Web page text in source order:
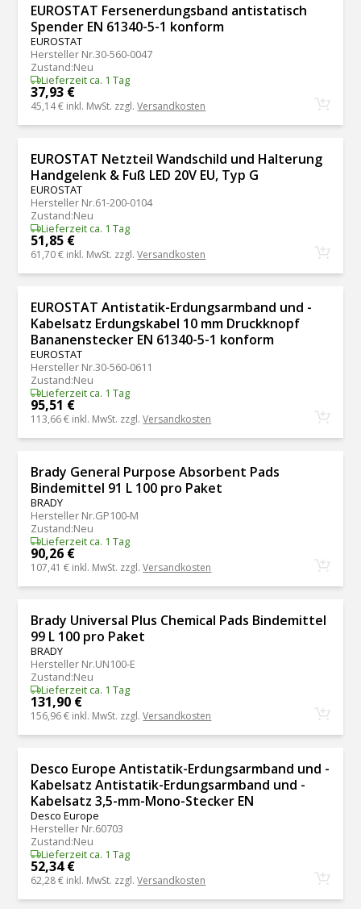
EUROSTAT Fersenerdungsband antistatisch
Spender EN 61340-5-1 konform
EUROSTAT
Hersteller Nr.30-560-0047
Zustand:Neu
Lieferzeit ca. 1 Tag
37,93 €
45,14 € inkl. MwSt. zzgl.Versandkosten
EUROSTAT Netzteil Wandschild und Halterung
Handgelenk & Fuß LED 20V EU, Typ G
EUROSTAT
Hersteller Nr.61-200-0104
Zustand:Neu
Lieferzeit ca. 1 Tag
51,85 €
61,70 € inkl. MwSt. zzgl.Versandkosten
EUROSTAT Antistatik-Erdungsarmband und -
Kabelsatz Erdungskabel 10 mm Druckknopf
Bananenstecker EN 61340-5-1 konform
EUROSTAT
Hersteller Nr.30-560-0611
Zustand:Neu
Lieferzeit ca. 1 Tag
95,51 €
113,66 € inkl. MwSt. zzgl.Versandkosten
Brady General Purpose Absorbent Pads
Bindemittel 91 L 100 pro Paket
BRADY
Hersteller Nr.GP100-M
Zustand:Neu
Lieferzeit ca. 1 Tag
90,26 €
107,41 € inkl. MwSt. zzgl.Versandkosten
Brady Universal Plus Chemical Pads Bindemittel
99 L 100 pro Paket
BRADY
Hersteller Nr.UN100-E
Zustand:Neu
Lieferzeit ca. 1 Tag
131,90 €
156,96 € inkl. MwSt. zzgl.Versandkosten
Desco Europe Antistatik-Erdungsarmband und -
Kabelsatz Antistatik-Erdungsarmband und -
Kabelsatz 3,5-mm-Mono-Stecker EN
Desco Europe
Hersteller Nr.60703
Zustand:Neu
Lieferzeit ca. 1 Tag
52,34 €
62,28 € inkl. MwSt. zzgl.Versandkosten